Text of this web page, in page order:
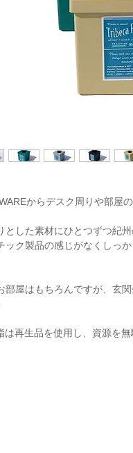
からデスク周りや部屋
とした素材にひとつずつ紀
ック製品の感じがなくしっ
部屋はもちろんですが、玄
は再生品を使用し、資源を